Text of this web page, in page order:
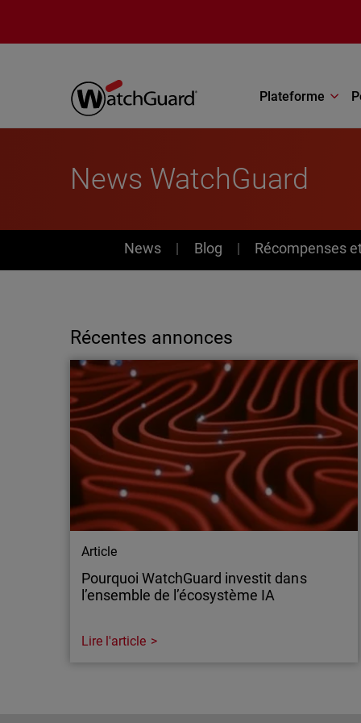
Plateforme
News WatchGuard
News
News Blog Récompenses
Récentes annonces
Article
Pourquoi WatchGuard investit dans
l’ensemble de l’écosystème IA
Lire l'article